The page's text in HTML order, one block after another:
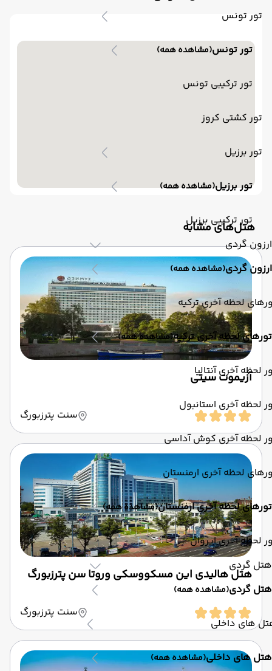
تور تونس
تور تونس(مشاهده همه)
تور ترکیبی تونس
تور کشتی کروز
تور برزیل
تور برزیل(مشاهده همه)
تور ترکیبی برزیل
ارزون گردی
ارزون گردی(مشاهده همه)
لحظه آخری ترکیه
تورهای لحظه آخری ترکیه(مشاهده همه)
لحظه آخری آنتالیا
لحظه آخری استانبول
لحظه آخری کوش آداسی
لحظه آخری ارمنستان
تورهای لحظه آخری ارمنستان(مشاهده همه)
لحظه آخری ایروان
هتل گردی
هتل گردی(مشاهده همه)
های داخلی
هتل های داخلی(مشاهده همه)
‌هتل‌های مشابه
آزیموت سیتی
سنت پترزبورگ
هتل هالیدی این مسکووسکی وروتا سن پترزبورگ
سنت پترزبورگ